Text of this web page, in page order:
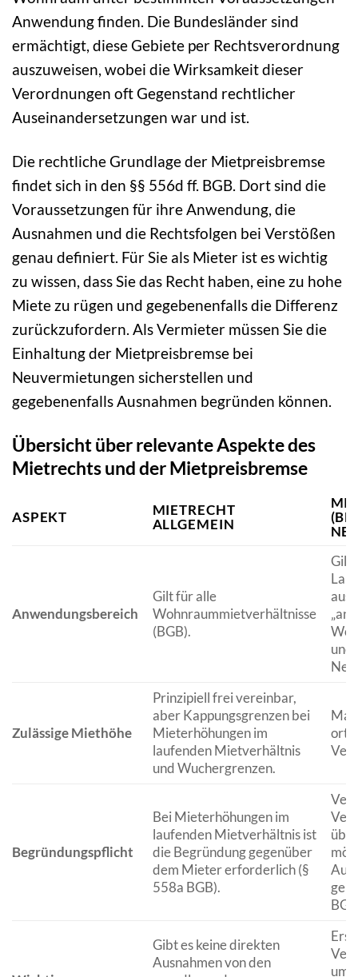
Anwendung finden. Die Bundesländer sind
ermächtigt, diese Gebiete per Rechtsverordnung
auszuweisen, wobei die Wirksamkeit dieser
Verordnungen oft Gegenstand rechtlicher
Auseinandersetzungen war und ist.
Die rechtliche Grundlage der Mietpreisbremse
findet sich in den §§ 556d ff. BGB. Dort sind die
Voraussetzungen für ihre Anwendung, die
Ausnahmen und die Rechtsfolgen bei Verstößen
genau definiert. Für Sie als Mieter ist es wichtig
zu wissen, dass Sie das Recht haben, eine zu hohe
Miete zu rügen und gegebenenfalls die Differenz
zurückzufordern. Als Vermieter müssen Sie die
Einhaltung der Mietpreisbremse bei
Neuvermietungen sicherstellen und
gegebenenfalls Ausnahmen begründen können.
Übersicht über relevante Aspekte des
Mietrechts und der Mietpreisbremse
ASPEKT
MIETRECHT
ALLGEMEIN
(BEI
Anwendungsbereich
Gilt für alle
Wohnraummietverhältnisse
(BGB).
Gilt
und
Zulässige Miethöhe
Prinzipiell frei vereinbar,
aber Kappungsgrenzen bei
Mieterhöhungen im
laufenden Mietverhältnis
und Wuchergrenzen.
Begründungspflicht
Bei Mieterhöhungen im
laufenden Mietverhältnis ist
die Begründung gegenüber
dem Mieter erforderlich (§
558a BGB).
Gibt es keine direkten
Ausnahmen von den